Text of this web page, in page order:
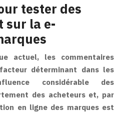
tester des
sur la e-
actuel, les commentaires
déterminant dans les
considérable des
des acheteurs et, par
en ligne des marques est